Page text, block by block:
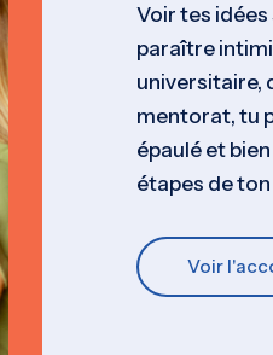
Voir tes
paraître
universitaire,
mentorat, tu
épaulé et
étapes de
Voir